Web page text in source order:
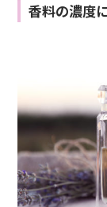
香料の濃度